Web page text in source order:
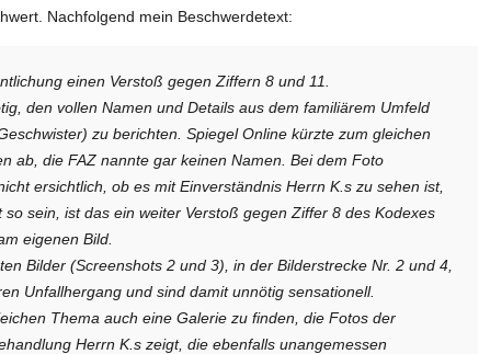
Nachfolgend mein Beschwerdetext:
einen Verstoß gegen Ziffern 8 und 11.
den vollen Namen und Details aus dem familiärem Umfeld
zu berichten. Spiegel Online kürzte zum gleichen
ab, die FAZ nannte gar keinen Namen. Bei dem Foto
ersichtlich, ob es mit Einverständnis Herrn K.s zu sehen ist,
so sein, ist das ein weiter Verstoß gegen Ziffer 8 des Kodexes
eigenen Bild.
Bilder (Screenshots 2 und 3), in der Bilderstrecke Nr. 2 und 4,
Unfallhergang und sind damit unnötig sensationell.
Thema auch eine Galerie zu finden, die Fotos der
Herrn K.s zeigt, die ebenfalls unangemessen